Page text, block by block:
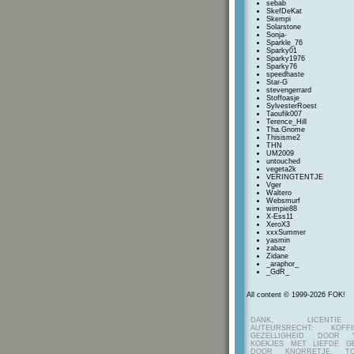
sebab
SkefDeKat
Skempi
Solarstone
Sonja-
Sparkle_76
Sparky01
Sparky1976
Sparky76
speedhaste
Star-G
stevengerrard
Stoffoasje
SylvesterRoest
Taoufik007
Terence_Hill
Tha.Gnome
Thisisme2
THN
UM2009
untouched
vegeta2k
VERINGTENTJE
Vger
Waltero
Websmurf
wimpie88
X-Ess11
XeroX3
xxxSummer
yasmin
zabaz
Zidane
_araphor_
_GdR_
All content © 1999-2026 FOK!
DANK,
AUTEURSRECHT:
GEZELLIGHEID DOOR
KOEKJES MET LIEFDE
DOOR KNORRETJE,